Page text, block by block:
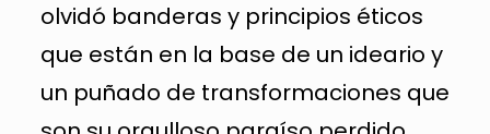
olvidó banderas y principios éticos
que están en la base de un ideario y
un puñado de transformaciones que